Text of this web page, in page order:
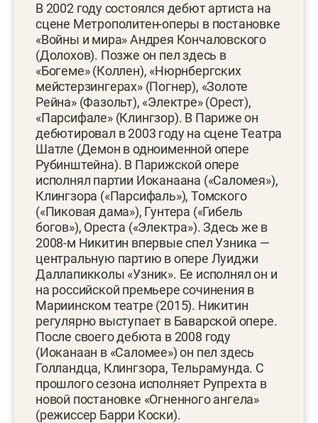
В 2002 году состоялся дебют артиста на
сцене Метрополитен-оперы в постановке
«Войны и мира» Андрея Кончаловского
(Долохов). Позже он пел здесь в
«Богеме» (Коллен), «Нюрнбергских
мейстерзингерах» (Погнер), «Золоте
Рейна» (Фазольт), «Электре» (Орест),
«Парсифале» (Клингзор). В Париже он
дебютировал в 2003 году на сцене Театра
Шатле (Демон в одноименной опере
Рубинштейна). В Парижской опере
исполнял партии Иоканаана («Саломея»),
Клингзора («Парсифаль»), Томского
(«Пиковая дама»), Гунтера («Гибель
богов»), Ореста («Электра»). Здесь же в
2008-м Никитин впервые спел Узника —
центральную партию в опере Луиджи
Даллапикколы «Узник». Ее исполнял он и
на российской премьере сочинения в
Мариинском театре (2015). Никитин
регулярно выступает в Баварской опере.
После своего дебюта в 2008 году
(Иоканаан в «Саломее») он пел здесь
Голландца, Клингзора, Тельрамунда. С
прошлого сезона исполняет Рупрехта в
новой постановке «Огненного ангела»
(режиссер Барри Коски).